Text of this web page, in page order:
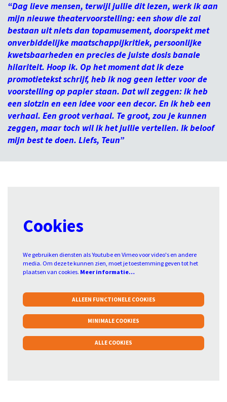
“Dag lieve mensen, terwijl jullie dit lezen, werk ik aan
mijn nieuwe theatervoorstelling: een show die zal
bestaan uit niets dan topamusement, doorspekt met
onverbiddelijke maatschappijkritiek, persoonlijke
kwetsbaarheden en precies de juiste dosis banale
hilariteit. Hoop ik. Op het moment dat ik deze
promotietekst schrijf, heb ik nog geen letter voor de
voorstelling op papier staan. Dat wil zeggen: ik heb
een slotzin en een idee voor een decor. En ik heb een
verhaal. Een groot verhaal. Te groot, zou je kunnen
zeggen, maar toch wil ik het jullie vertellen. Ik beloof
mijn best te doen. Liefs, Teun”
Cookies
We gebruiken diensten als Youtube en Vimeo voor video's en andere
media. Om deze te kunnen zien, moet je toestemming geven tot het
plaatsen van cookies. Meer informatie…
ALLEEN FUNCTIONELE COOKIES
MINIMALE COOKIES
ALLE COOKIES